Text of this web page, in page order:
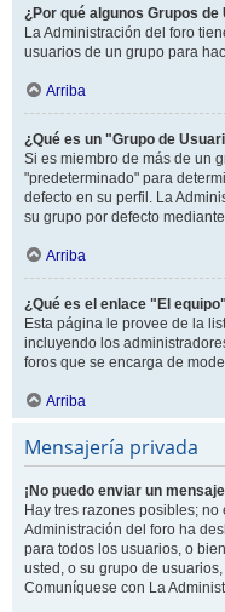
¿Por qué algunos Grupos
La Administración del foro
usuarios de un grupo para
Arriba
¿Qué es un "Grupo de
Si es miembro de más de un
"predeterminado" para
defecto en su perfil. La
su grupo por defecto
Arriba
¿Qué es el enlace "El
Esta página le provee de la
incluyendo los
foros que se encarga de
Arriba
Mensajería privada
¡No puedo enviar un
Hay tres razones posibles;
Administración del foro ha
para todos los usuarios, o
usted, o su grupo de
Comuníquese con La